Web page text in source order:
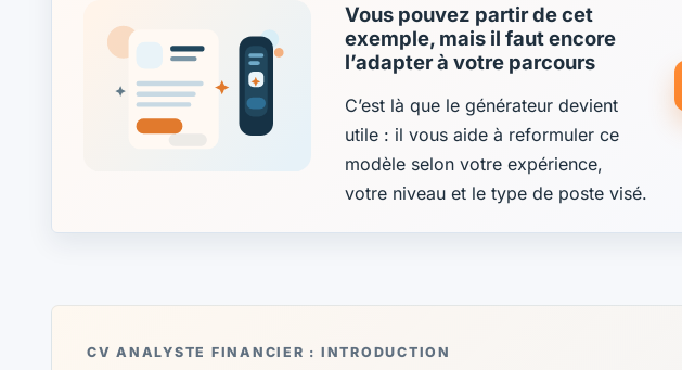
Vous pouvez partir de cet
exemple, mais il faut encore
l’adapter à votre parcours
C’est là que le générateur devient
utile : il vous aide à reformuler ce
modèle selon votre expérience,
votre niveau et le type de poste visé.
CV ANALYSTE FINANCIER : INTRODUCTION